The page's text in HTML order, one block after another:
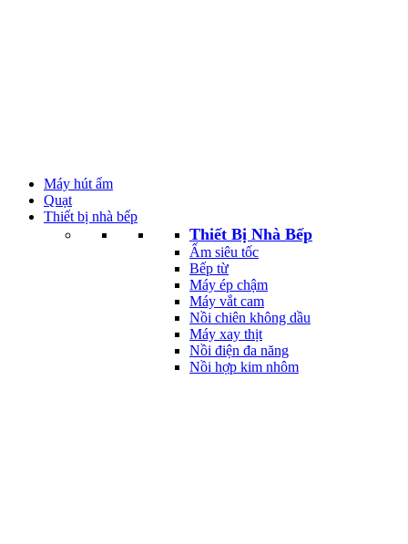
Máy hút ẩm
Quạt
Thiết bị nhà bếp
Thiết Bị Nhà Bếp
Ấm siêu tốc
Bếp từ
Máy ép chậm
Máy vắt cam
Nồi chiên không dầu
Máy xay thịt
Nồi điện đa năng
Nồi hợp kim nhôm